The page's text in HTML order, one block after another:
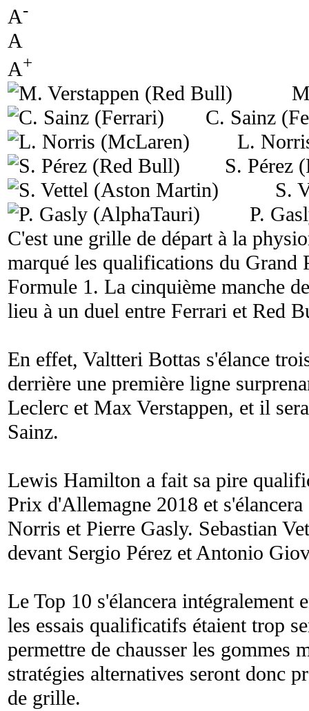
A-
A
A+
C. Sainz
L.
S. Pérez
S.
P.
C'est une grille de départ à la
marqué les qualifications du Grand
Formule 1. La cinquième manche
lieu à un duel entre Ferrari et Red
En effet, Valtteri Bottas s'élance
derrière une première ligne
Leclerc et Max Verstappen, et il
Sainz.
Lewis Hamilton a fait sa pire
Prix d'Allemagne 2018 et
Norris et Pierre Gasly. Sebastian
devant Sergio Pérez et Antonio
Le Top 10 s'élancera intégralement
les essais qualificatifs étaient trop
permettre de chausser les gommes
stratégies alternatives seront donc
de grille.